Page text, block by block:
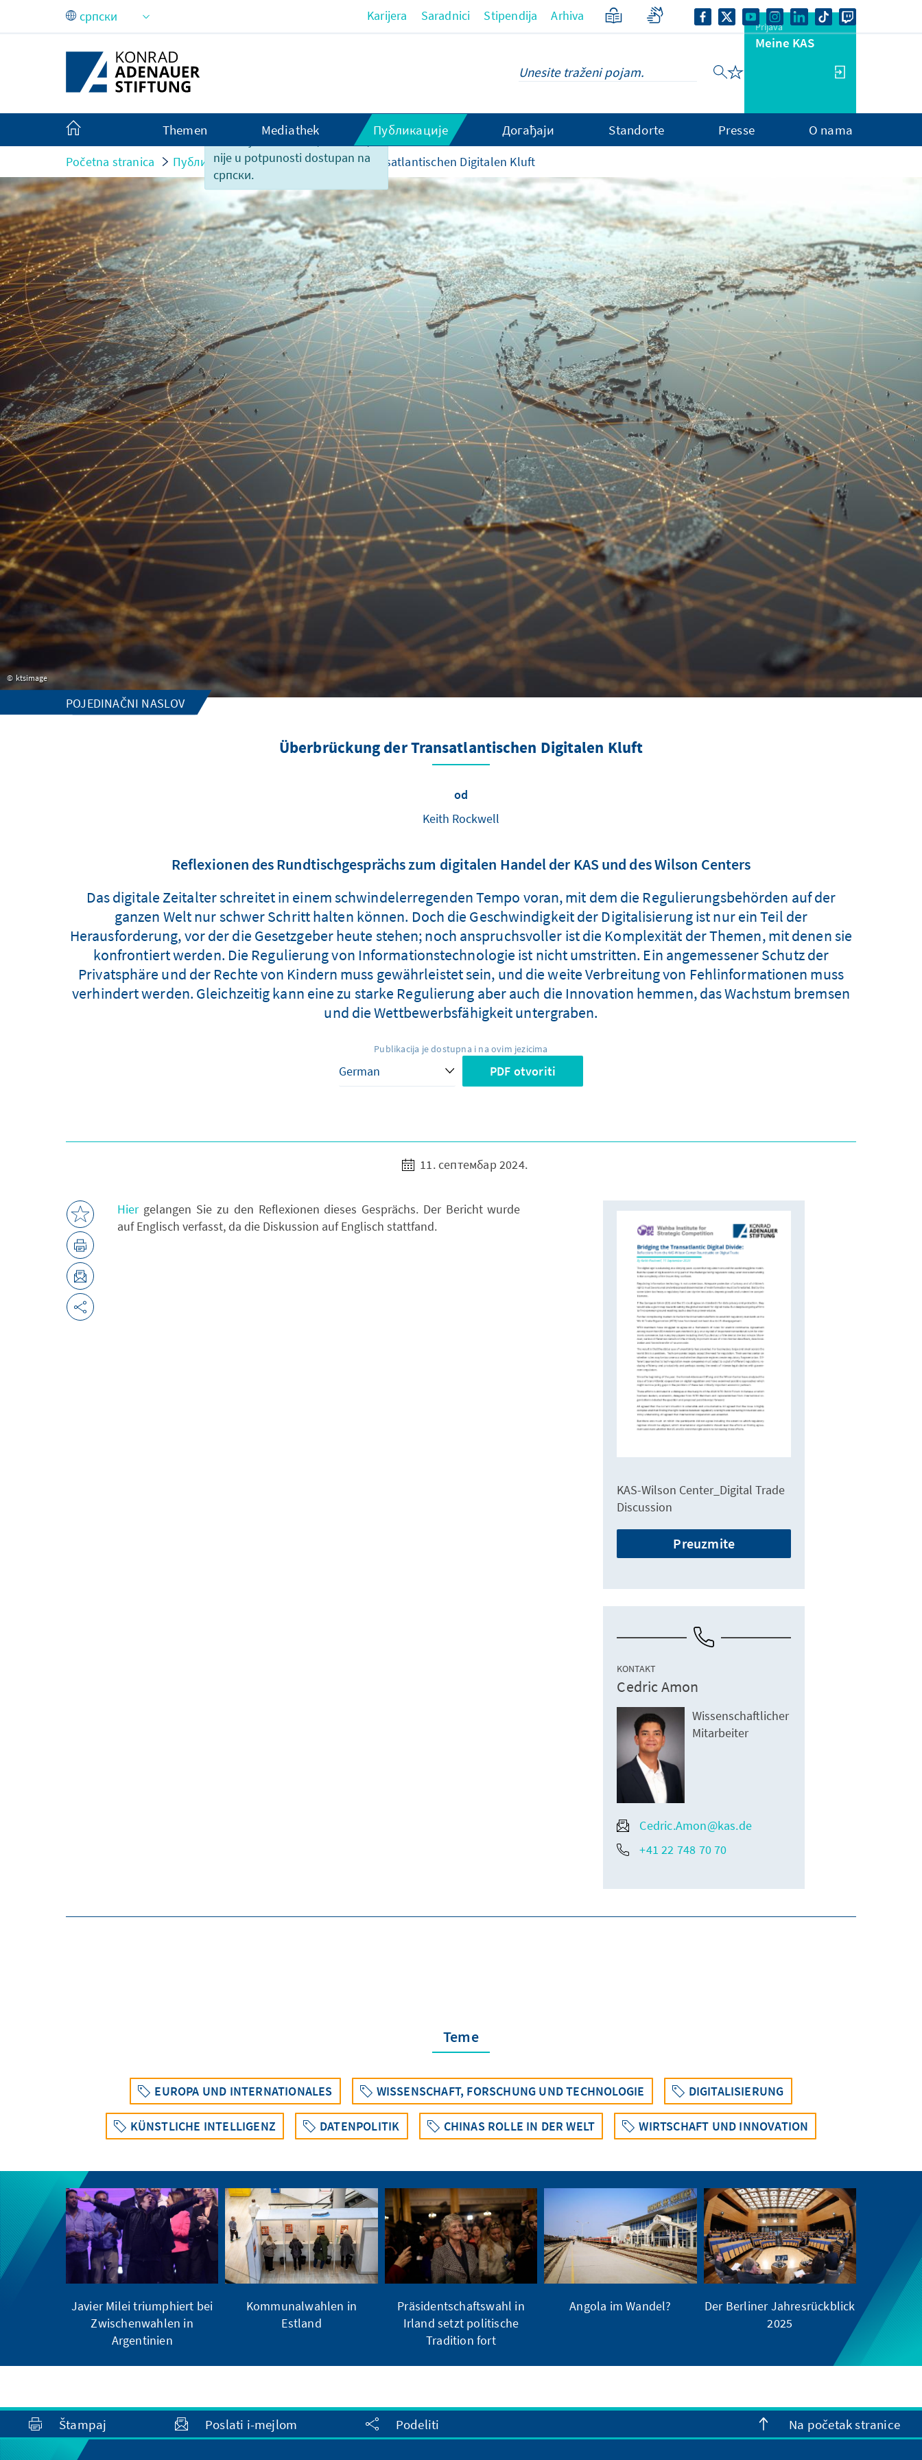
Skip to Main Content
Sadržaj ove stranice, nažalsot,
nije u potpunosti dostupan na
српски.
Karijera Saradnici Stipendija Arhiva
Prijava
Meine KAS
Themen Mediathek Публикације Догађаји Standorte Presse O nama
Početna stranica Публикације Überbrückung der Transatlantischen Digitalen Kluft
ktsimage
POJEDINAČNI NASLOV
Überbrückung der Transatlantischen Digitalen Kluft
od
Keith Rockwell
Reflexionen des Rundtischgesprächs zum digitalen Handel der KAS und des Wilson Centers
Das digitale Zeitalter schreitet in einem schwindelerregenden Tempo voran, mit dem die Regulierungsbehörden auf der
ganzen Welt nur schwer Schritt halten können. Doch die Geschwindigkeit der Digitalisierung ist nur ein Teil der
Herausforderung, vor der die Gesetzgeber heute stehen; noch anspruchsvoller ist die Komplexität der Themen, mit denen sie
konfrontiert werden. Die Regulierung von Informationstechnologie ist nicht umstritten. Ein angemessener Schutz der
Privatsphäre und der Rechte von Kindern muss gewährleistet sein, und die weite Verbreitung von Fehlinformationen muss
verhindert werden. Gleichzeitig kann eine zu starke Regulierung aber auch die Innovation hemmen, das Wachstum bremsen
und die Wettbewerbsfähigkeit untergraben.
Publikacija je dostupna i na ovim jezicima
PDF otvoriti
11. септембар 2024.
Hiergelangen Sie zu den Reflexionen dieses Gesprächs. Der Bericht wurde
auf Englisch verfasst, da die Diskussion auf Englisch stattfand.
KAS-Wilson Center_Digital Trade
Discussion
Preuzmite
KONTAKT
Cedric Amon
Wissenschaftlicher
Mitarbeiter
Cedric.Amon@kas.de
+41 22 748 70 70
Teme
EUROPA UND INTERNATIONALES WISSENSCHAFT, FORSCHUNG UND TECHNOLOGIE DIGITALISIERUNG
KÜNSTLICHE INTELLIGENZ DATENPOLITIK CHINAS ROLLE IN DER WELT WIRTSCHAFT UND INNOVATION
Javier Milei triumphiert bei
Zwischenwahlen in
Argentinien
Kommunalwahlen in
Estland
Präsidentschaftswahl in
Irland setzt politische
Tradition fort
Angola im Wandel?
Der Berliner Jahresrückblick
2025
Štampaj Poslati i-mejlom Podeliti Na početak stranice